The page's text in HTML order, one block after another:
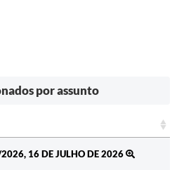
por assunto
16 DE JULHO DE 2026